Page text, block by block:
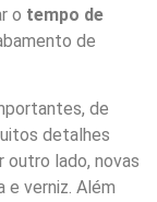
o tempo de
de
de
detalhes
outro lado, novas
e verniz. Além